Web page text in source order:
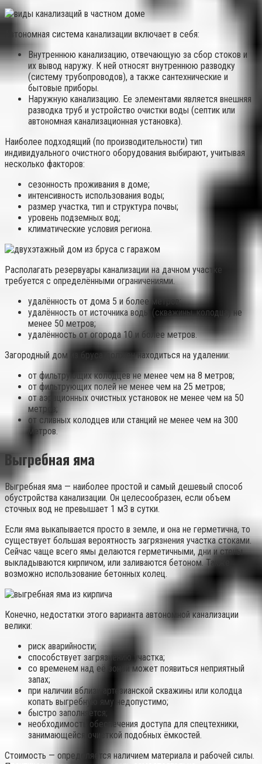
Автономная система канализации включает в себя:
Внутреннюю канализацию, отвечающую за сбор стоков и
их вывод наружу. К ней относят внутреннюю разводку
(систему трубопроводов), а также сантехнические и
бытовые приборы.
Наружную канализацию. Ее элементами является внешняя
разводка труб и устройство очистки воды (септик или
автономная канализационная установка).
Наиболее подходящий (по производительности) тип
индивидуального очистного оборудования выбирают, учитывая
несколько факторов:
сезонность проживания в доме;
интенсивность использования воды;
размер участка, тип и структура почвы;
уровень подземных вод;
климатические условия региона.
Располагать резервуары канализации на дачном участке
требуется с определёнными ограничениями.
удалённость от дома 5 и более метров;
удалённость от источника воды (скважины, колодца) не
менее 50 метров;
удалённость от огорода 10 и более метров.
Загородный дом из бруса должен находиться на удалении:
от фильтрующих колодцев не менее чем на 8 метров;
от фильтрующих полей не менее чем на 25 метров;
от аэрационных очистных установок не менее чем на 50
метров;
от сливных колодцев или станций не менее чем на 300
метров.
Выгребная яма
Выгребная яма — наиболее простой и самый дешевый способ
обустройства канализации. Он целесообразен, если объем
сточных вод не превышает 1 м3 в сутки.
Если яма выкапывается просто в земле, и она не герметична, то
существует большая вероятность загрязнения участка стоками.
Сейчас чаще всего ямы делаются герметичными, дни и стены
выкладываются кирпичом, или заливаются бетоном. Также
возможно использование бетонных колец.
Конечно, недостатки этого варианта автономной канализации
велики:
риск аварийности;
способствует загрязнению участка;
со временем над её зоной может появиться неприятный
запах;
при наличии вблизи артезианской скважины или колодца
копать выгребную яму недопустимо;
быстро заполняется;
необходимость обеспечения доступа для спецтехники,
занимающейся очисткой подобных ёмкостей.
Стоимость — определяется наличием материала и рабочей силы.